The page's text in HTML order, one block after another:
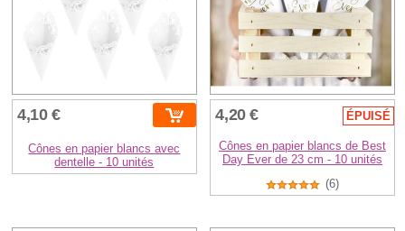
4,10 €
Cônes en papier blancs avec
dentelle - 10 unités
4,20 € ÉPUISÉ
Cônes en papier blancs de Best
Day Ever de 23 cm - 10 unités
(6)